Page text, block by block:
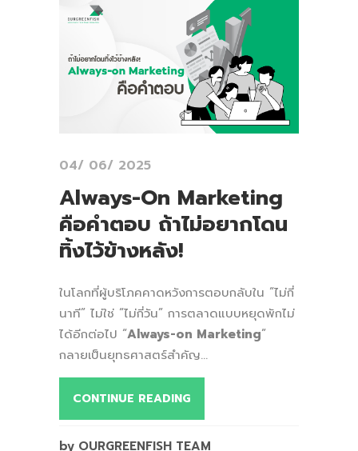
04/ 06/ 2025
Always-On Marketing
คือคำตอบ ถ้าไม่อยากโดน
ทิ้งไว้ข้างหลัง!
ในโลกที่ผู้บริโภคคาดหวังการตอบกลับใน “ไม่กี่
นาที” ไม่ใช่ “ไม่กี่วัน” การตลาดแบบหยุดพักไม่
ได้อีกต่อไป “Always-on Marketing”
กลายเป็นยุทธศาสตร์สำคัญ...
CONTINUE READING
by OURGREENFISH TEAM